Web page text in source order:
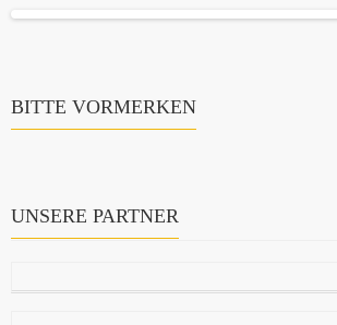
BITTE VORMERKEN
UNSERE PARTNER